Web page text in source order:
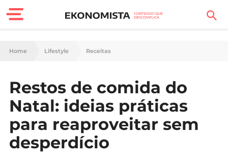
Finanças Pessoais
Carreira
Casa
Lifestyle
Home Lifestyle Receitas
Restos de comida do
Natal: ideias práticas
para reaproveitar sem
desperdício